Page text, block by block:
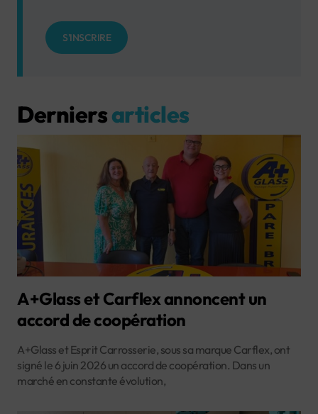
S'INSCRIRE
Derniersarticles
A+Glass et Carflex annoncent un
accord de coopération
A+Glass et Esprit Carrosserie, sous sa marque Carflex, ont
signé le 6 juin 2026 un accord de coopération. Dans un
marché en constante évolution,